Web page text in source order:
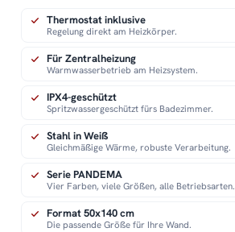
Thermostat inklusive
Regelung direkt am Heizkörper.
Für Zentralheizung
Warmwasserbetrieb am Heizsystem.
IPX4-geschützt
Spritzwassergeschützt fürs Badezimmer.
Stahl in Weiß
Gleichmäßige Wärme, robuste Verarbeitung.
Serie PANDEMA
Vier Farben, viele Größen, alle Betriebsarten.
Format 50x140 cm
Die passende Größe für Ihre Wand.